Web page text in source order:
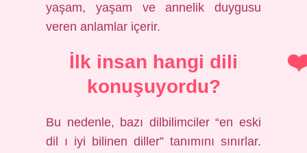
yaşam, yaşam ve annelik duygusu
veren anlamlar içerir.
İlk insan hangi dili
konuşuyordu?
Bu nedenle, bazı dilbilimciler “en eski
dil ı iyi bilinen diller” tanımını sınırlar.